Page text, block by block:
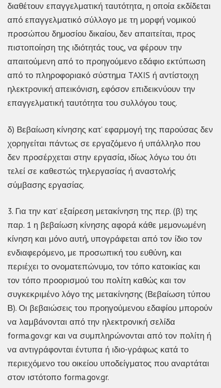
διαθέτουν επαγγελματική ταυτότητα, η οποία εκδίδεται
από επαγγελματικό σύλλογο με τη μορφή νομικού
προσώπου δημοσίου δικαίου, δεν απαιτείται, προς
πιστοποίηση της ιδιότητάς τους, να φέρουν την
απαιτούμενη από το προηγούμενο εδάφιο εκτύπωση
από το πληροφοριακό σύστημα TAXIS ή αντίστοιχη
ηλεκτρονική απεικόνιση, εφόσον επιδεικνύουν την
επαγγελματική ταυτότητα του συλλόγου τους.
δ) Βεβαίωση κίνησης κατ’ εφαρμογή της παρούσας δεν
χορηγείται πάντως σε εργαζόμενο ή υπάλληλο που
δεν προσέρχεται στην εργασία, ιδίως λόγω του ότι
τελεί σε καθεστώς τηλεργασίας ή αναστολής
σύμβασης εργασίας.
3. Για την κατ’ εξαίρεση μετακίνηση της περ. (β) της
παρ. 1 η βεβαίωση κίνησης αφορά κάθε μεμονωμένη
κίνηση και μόνο αυτή, υπογράφεται από τον ίδιο τον
ενδιαφερόμενο, με προσωπική του ευθύνη, και
περιέχει το ονοματεπώνυμο, τον τόπο κατοικίας και
τον τόπο προορισμού του πολίτη καθώς και τον
συγκεκριμένο λόγο της μετακίνησης (Βεβαίωση τύπου
Β). Οι βεβαιώσεις του προηγούμενου εδαφίου μπορούν
να λαμβάνονται από την ηλεκτρονική σελίδα
forma.gov.gr και να συμπληρώνονται από τον πολίτη ή
να αντιγράφονται έντυπα ή ιδιο-γράφως κατά το
περιεχόμενο του οικείου υποδείγματος που αναρτάται
στον ιστότοπο forma.gov.gr.